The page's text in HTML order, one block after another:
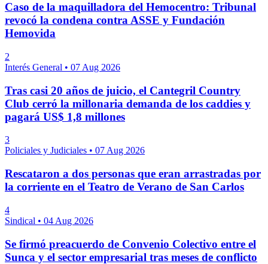
Caso de la maquilladora del Hemocentro: Tribunal
revocó la condena contra ASSE y Fundación
Hemovida
2
Interés General • 07 Aug 2026
Tras casi 20 años de juicio, el Cantegril Country
Club cerró la millonaria demanda de los caddies y
pagará US$ 1,8 millones
3
Policiales y Judiciales • 07 Aug 2026
Rescataron a dos personas que eran arrastradas por
la corriente en el Teatro de Verano de San Carlos
4
Sindical • 04 Aug 2026
Se firmó preacuerdo de Convenio Colectivo entre el
Sunca y el sector empresarial tras meses de conflicto